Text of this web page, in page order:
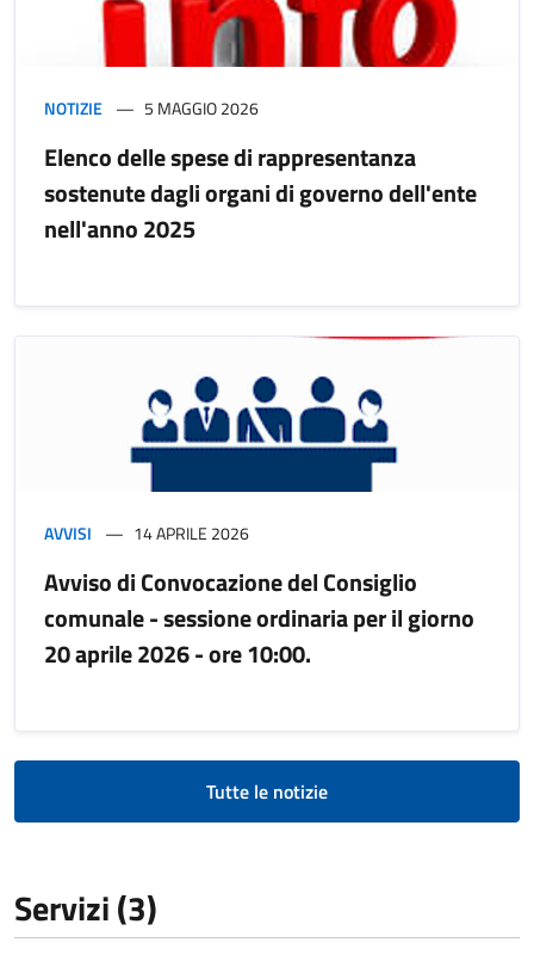
NOTIZIE 5 MAGGIO 2026
Elenco delle spese di rappresentanza
sostenute dagli organi di governo dell'ente
nell'anno 2025
AVVISI 14 APRILE 2026
Avviso di Convocazione del Consiglio
comunale - sessione ordinaria per il giorno
20 aprile 2026 - ore 10:00.
Tutte le notizie
Servizi (3)